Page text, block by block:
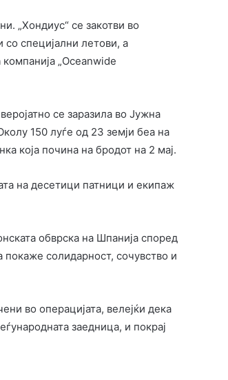
„Хондиус“ се закотви во
специјални летови, а
„Oceanwide
се заразила во Јужна
150 луѓе од 23 земји беа на
која почина на бродот на 2 мај.
на десетици патници и екипаж
обврска на Шпанија според
солидарност, сочувство и
во операцијата, велејќи дека
заедница, и покрај